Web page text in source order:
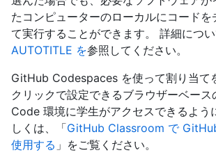
たコンピューターのローカルにコードを
て実行することができます。 詳細につい
AUTOTITLE を参照してください。
GitHub Codespaces を使って割り当て
クリックで設定できるブラウザーベー
Code 環境に学生がアクセスできるよう
しくは、「GitHub Classroom で
使用する 」をご覧ください。